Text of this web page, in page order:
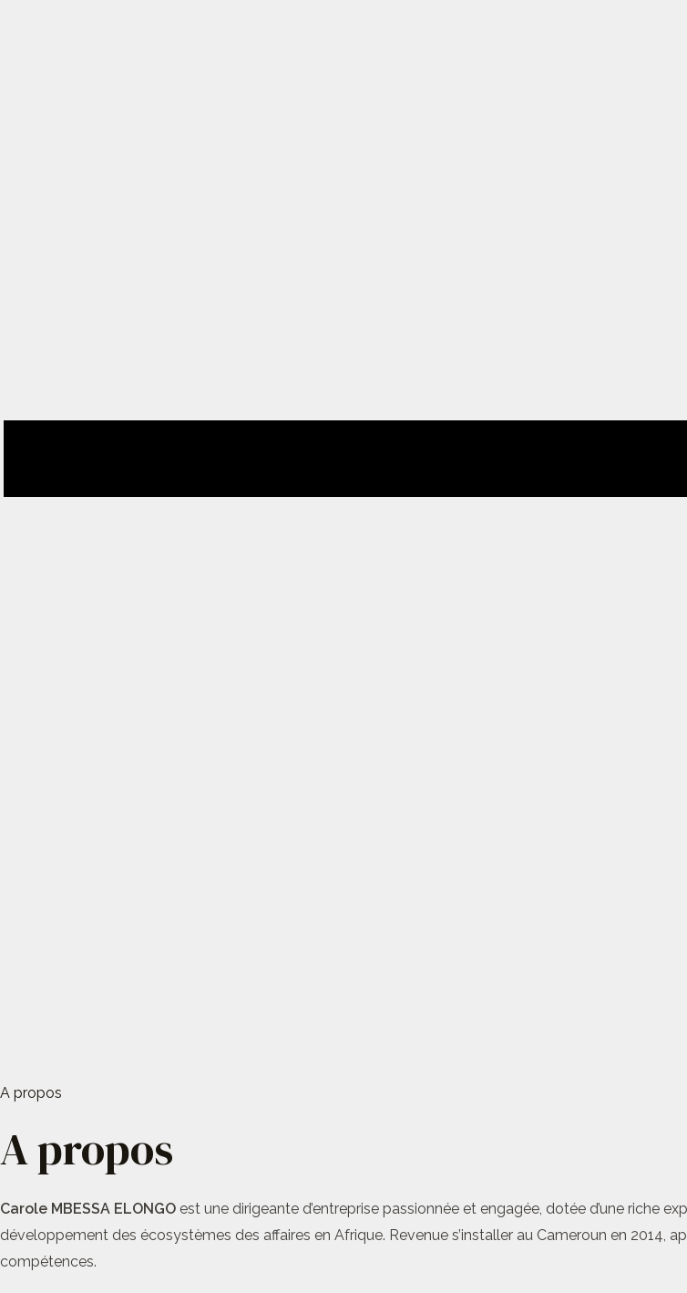
A propos
A propos
Carole MBESSA ELONGO est une dirigeante d’entreprise passionnée et engagée, dotée d’une riche
développement des écosystèmes des affaires en Afrique. Revenue s’installer au Cameroun en 2014,
compétences.